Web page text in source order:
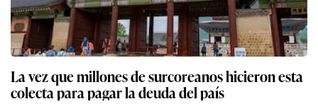
La vez que millones de surcoreanos hicieron esta
colecta para pagar la deuda del país